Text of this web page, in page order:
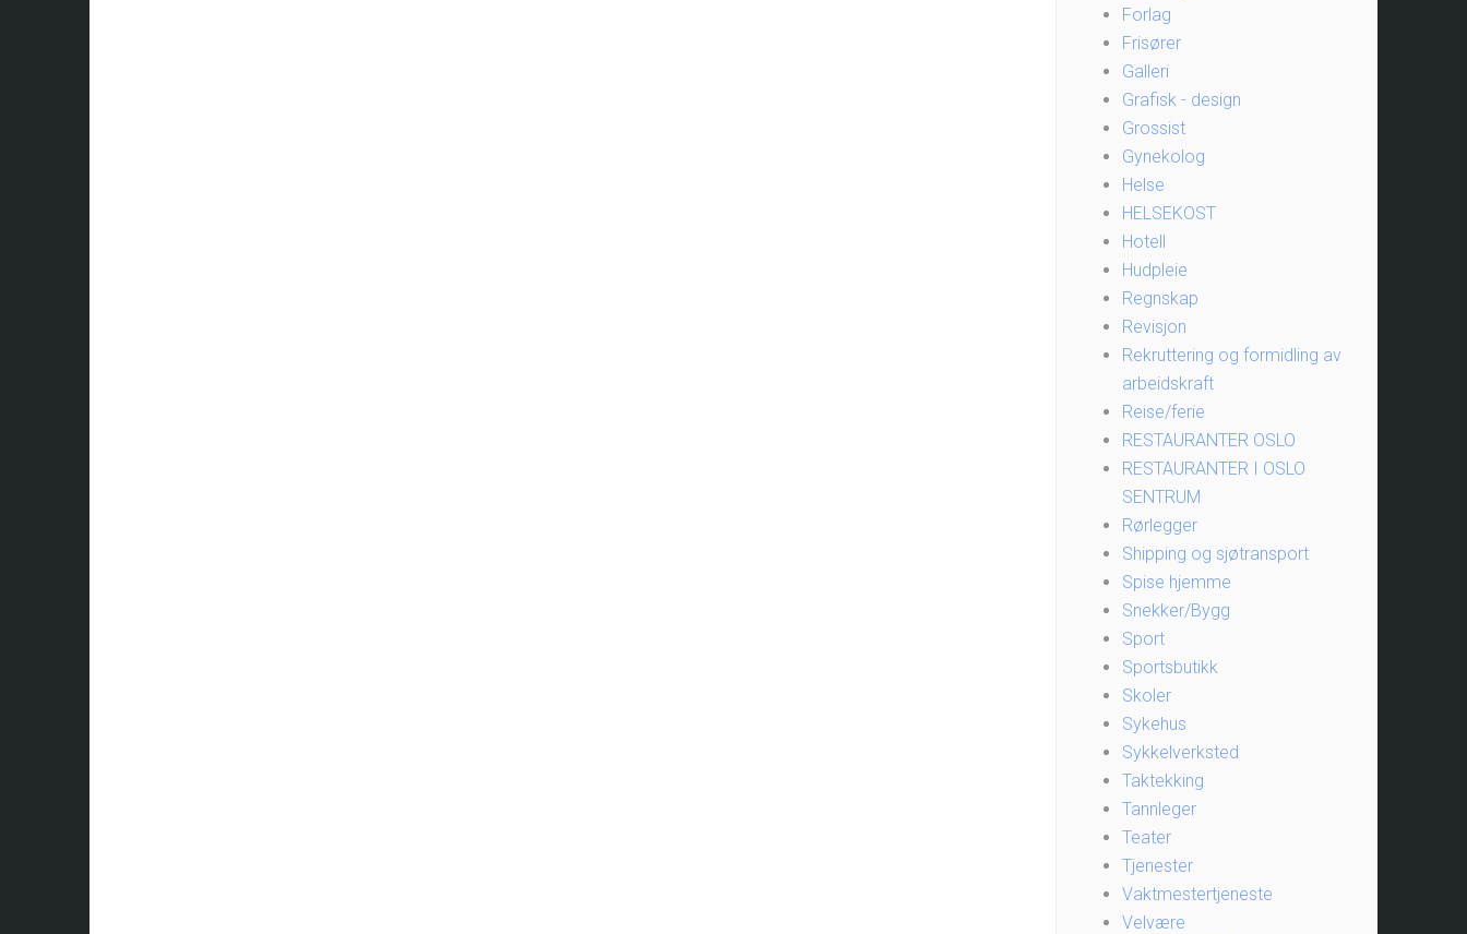
Forlag
Frisører
Galleri
Grafisk - design
Grossist
Gynekolog
Helse
HELSEKOST
Hotell
Hudpleie
Regnskap
Revisjon
Rekruttering og formidling av
arbeidskraft
Reise/ferie
RESTAURANTER OSLO
RESTAURANTER I OSLO
SENTRUM
Rørlegger
Shipping og sjøtransport
Spise hjemme
Snekker/Bygg
Sport
Sportsbutikk
Skoler
Sykehus
Sykkelverksted
Taktekking
Tannleger
Teater
Tjenester
Vaktmestertjeneste
Velvære